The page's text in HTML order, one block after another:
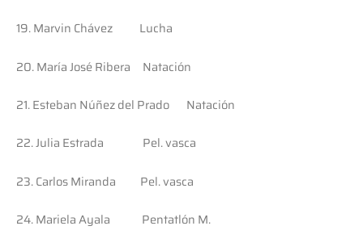
19. Marvin Chávez Lucha
20. María José Ribera Natación
21. Esteban Núñez del Prado Natación
22. Julia Estrada Pel. vasca
23. Carlos Miranda Pel. vasca
24. Mariela Ayala Pentatlón M.